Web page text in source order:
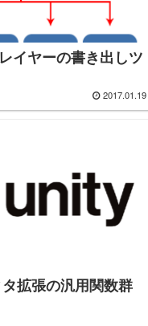
イヤーの書き出しツ
2017.01.19
拡張の汎用関数群